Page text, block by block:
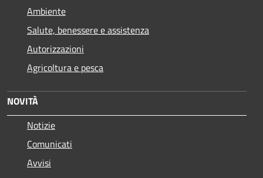
Ambiente
Salute, benessere e assistenza
Autorizzazioni
Agricoltura e pesca
NOVITÀ
Notizie
Comunicati
Avvisi